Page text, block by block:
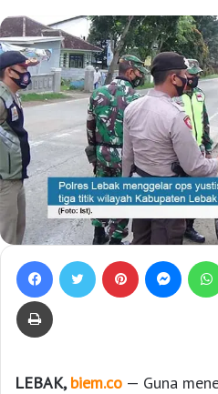
LEBAK, biem.co — Guna